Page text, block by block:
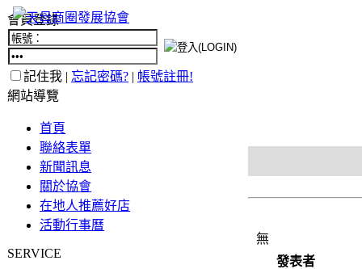
會員登錄
記住我 | 忘記密碼? | 帳號註冊!
網站導覽
首頁
聯絡表單
新聞訊息
關於協會
在地人推薦好店
活動行事曆
SERVICE
無
發表者